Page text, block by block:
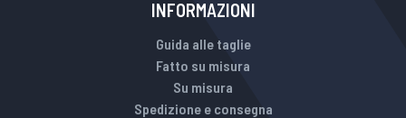
INFORMAZIONI
Guida alle taglie
Fatto su misura
Su misura
Spedizione e consegna